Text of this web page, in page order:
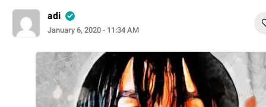
adi
January 6, 2020 - 11:34 AM